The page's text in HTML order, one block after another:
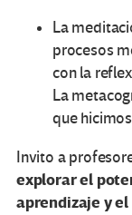
La
procesos
con la
La
que
Invito a
explorar el
aprendizaje y